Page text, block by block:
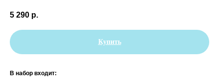
5 290 р.
Купить
В набор входит: